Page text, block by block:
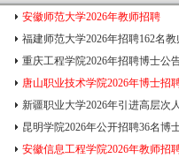
安徽师范大学2026年教师招聘
福建师范大学2026年招聘162名教
重庆工程学院2026年招聘博士公
唐山职业技术学院2026年博士招
新疆职业大学2026年引进高层次
昆明学院2026年公开招聘36名博
安徽信息工程学院2026年教师招